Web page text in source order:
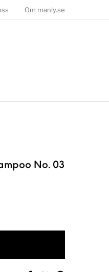
Om manly.se
No. 03